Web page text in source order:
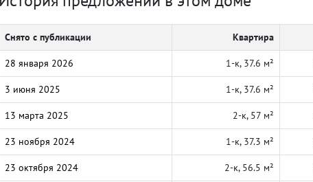
Снято с публикации Квартира
28 января 2026 1-к, 37.6 м²
3 июня 2025 1-к, 37.6 м²
13 марта 2025 2-к, 57 м²
23 ноября 2024 1-к, 37.3 м²
23 октября 2024 2-к, 56.5 м²